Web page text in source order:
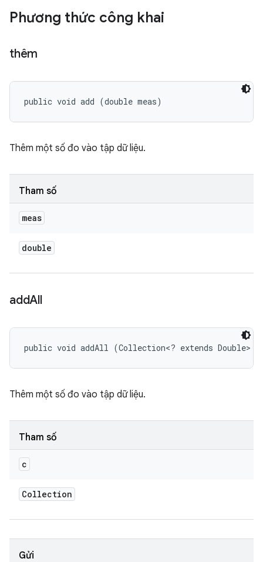
Phương thức công khai
thêm
public void add (double meas)
Thêm một số đo vào tập dữ liệu.
Tham số
meas
double
addAll
public void addAll (Collection<? extends Double>
Thêm một số đo vào tập dữ liệu.
Tham số
c
Collection
Gửi